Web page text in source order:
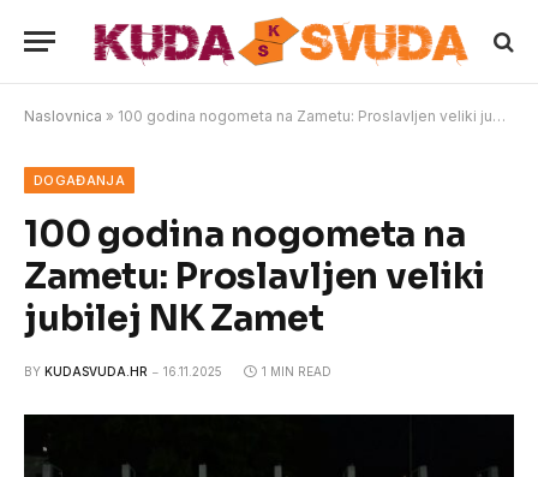
Naslovnica » 100 godina nogometa na Zametu: Proslavljen veliki jubilej NK Zamet
DOGAĐANJA
100 godina nogometa na
Zametu: Proslavljen veliki
jubilej NK Zamet
BY KUDASVUDA.HR 16.11.2025 1 MIN READ